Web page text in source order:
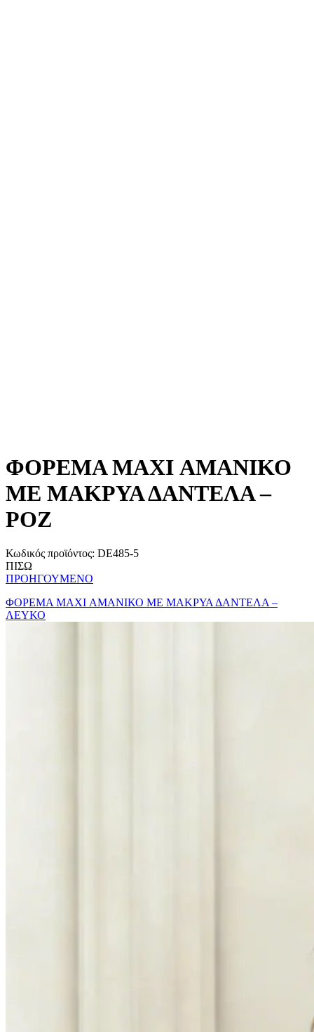
ΦΟΡΕΜΑ MAXI ΑΜΑΝΙΚΟ
ΜΕ ΜΑΚΡΥΑ ΔΑΝΤΕΛΑ –
ΡΟΖ
Κωδικός προϊόντος: DE485-5
ΠΙΣΩ
ΠΡΟΗΓΟΥΜΕΝΟ
ΦΟΡΕΜΑ MAXI ΑΜΑΝΙΚΟ ΜΕ ΜΑΚΡΥΑ ΔΑΝΤΕΛΑ –
ΛΕΥΚΟ